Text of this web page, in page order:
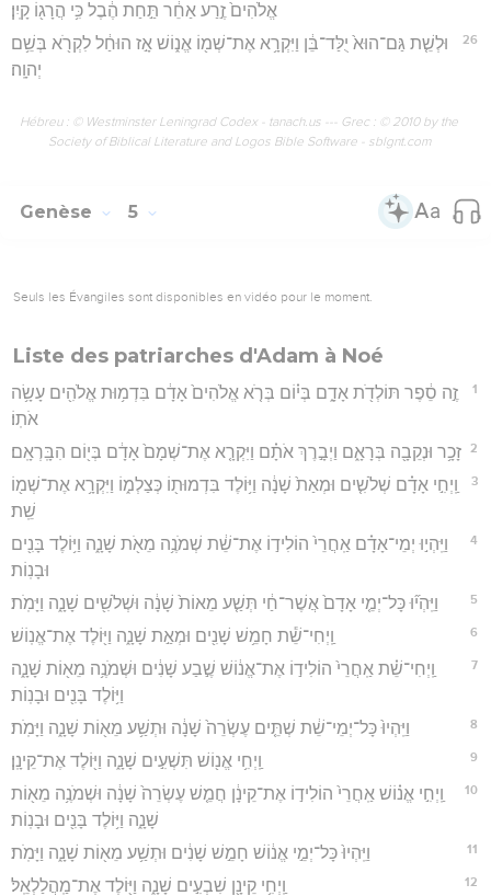
אֱלֹהִים֙ זֶ֣רַע אַחֵ֔ר תַּ֣חַת הֶ֔בֶל כִּ֥י הֲרָג֖וֹ קָֽיִן׃
26
וּלְשֵׁ֤ת גַּם־הוּא֙ יֻלַּד־בֵּ֔ן וַיִּקְרָ֥א אֶת־שְׁמ֖וֹ אֱנ֑וֹשׁ אָ֣ז הוּחַ֔ל לִקְרֹ֖א בְּשֵׁ֥ם
יְהוָֽה׃
Hébreu : © Westminster Leningrad Codex - tanach.us --- Grec : © 2010 by the
Society of Biblical Literature and Logos Bible Software - sblgnt.com
Genèse 5
Seuls les Évangiles sont disponibles en vidéo pour le moment.
Liste des patriarches d'Adam à Noé
1
זֶ֣ה סֵ֔פֶר תּוֹלְדֹ֖ת אָדָ֑ם בְּי֗וֹם בְּרֹ֤א אֱלֹהִים֙ אָדָ֔ם בִּדְמ֥וּת אֱלֹהִ֖ים עָשָׂ֥ה
אֹתֽוֹ׃
2 זָכָ֥ר וּנְקֵבָ֖ה בְּרָאָ֑ם וַיְבָ֣רֶךְ אֹתָ֗ם וַיִּקְרָ֤א אֶת־שְׁמָם֙ אָדָ֔ם בְּי֖וֹם הִבָּֽרְאָֽם׃
3
וַֽיְחִ֣י אָדָ֗ם שְׁלֹשִׁ֤ים וּמְאַת֙ שָׁנָ֔ה וַיּ֥וֹלֶד בִּדְמוּת֖וֹ כְּצַלְמ֑וֹ וַיִּקְרָ֥א אֶת־שְׁמ֖וֹ
שֵֽׁת׃
4
וַיִּֽהְי֣וּ יְמֵי־אָדָ֗ם אַֽחֲרֵי֙ הוֹלִיד֣וֹ אֶת־שֵׁ֔ת שְׁמֹנֶ֥ה מֵאֹ֖ת שָׁנָ֑ה וַיּ֥וֹלֶד בָּנִ֖ים
וּבָנֽוֹת׃
5 וַיִּֽהְי֞וּ כָּל־יְמֵ֤י אָדָם֙ אֲשֶׁר־חַ֔י תְּשַׁ֤ע מֵאוֹת֙ שָׁנָ֔ה וּשְׁלֹשִׁ֖ים שָׁנָ֑ה וַיָּמֹֽת׃
6 וַֽיְחִי־שֵׁ֕ת חָמֵ֥שׁ שָׁנִ֖ים וּמְאַ֣ת שָׁנָ֑ה וַיּ֖וֹלֶד אֶת־אֱנֽוֹשׁ׃
7
וַֽיְחִי־שֵׁ֗ת אַֽחֲרֵי֙ הוֹלִיד֣וֹ אֶת־אֱנ֔וֹשׁ שֶׁ֣בַע שָׁנִ֔ים וּשְׁמֹנֶ֥ה מֵא֖וֹת שָׁנָ֑ה
וַיּ֥וֹלֶד בָּנִ֖ים וּבָנֽוֹת׃
8 וַיִּֽהְיוּ֙ כָּל־יְמֵי־שֵׁ֔ת שְׁתֵּ֤ים עֶשְׂרֵה֙ שָׁנָ֔ה וּתְשַׁ֥ע מֵא֖וֹת שָׁנָ֑ה וַיָּמֹֽת׃
9 וַֽיְחִ֥י אֱנ֖וֹשׁ תִּשְׁעִ֣ים שָׁנָ֑ה וַיּ֖וֹלֶד אֶת־קֵינָֽן׃
10
וַֽיְחִ֣י אֱנ֗וֹשׁ אַֽחֲרֵי֙ הוֹלִיד֣וֹ אֶת־קֵינָ֔ן חֲמֵ֤שׁ עֶשְׂרֵה֙ שָׁנָ֔ה וּשְׁמֹנֶ֥ה מֵא֖וֹת
שָׁנָ֑ה וַיּ֥וֹלֶד בָּנִ֖ים וּבָנֽוֹת׃
11 וַיִּֽהְיוּ֙ כָּל־יְמֵ֣י אֱנ֔וֹשׁ חָמֵ֣שׁ שָׁנִ֔ים וּתְשַׁ֥ע מֵא֖וֹת שָׁנָ֑ה וַיָּמֹֽת׃
12 וַֽיְחִ֥י קֵינָ֖ן שִׁבְעִ֣ים שָׁנָ֑ה וַיּ֖וֹלֶד אֶת־מַֽהֲלַלְאֵֽל׃